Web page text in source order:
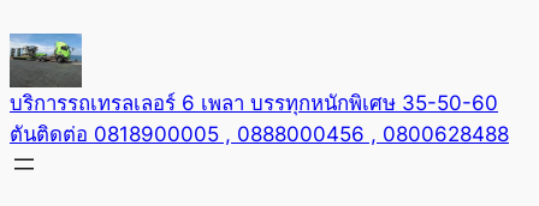
to
content
บริการรถเทรลเลอร์ 6 เพลา บรรทุกหนักพิเศษ 35-50-60
ตันติดต่อ 0818900005 , 0888000456 , 0800628488